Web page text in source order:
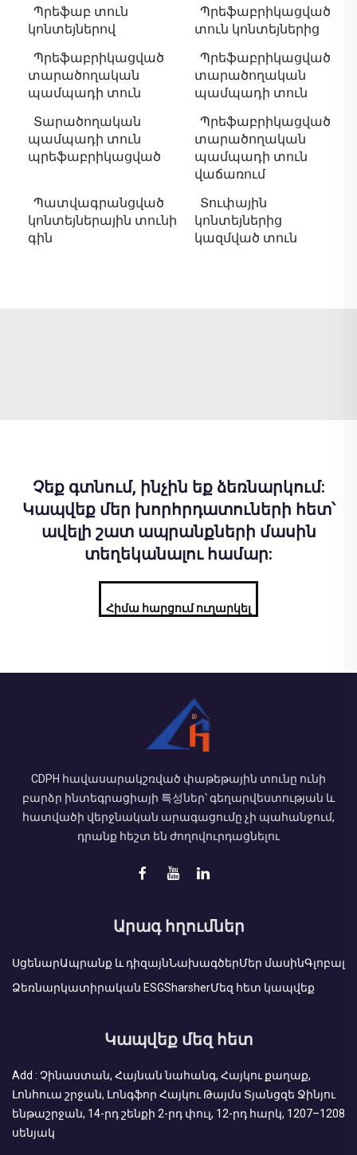
Պրեֆաբ տուն
կոնտեյներով
Պրեֆաբրիկացված
տուն կոնտեյներից
Պրեֆաբրիկացված
տարածողական
պամպադի տուն
Պրեֆաբրիկացված
տարածողական
պամպադի տուն
Տարածողական
պամպադի տուն
պրեֆաբրիկացված
Պրեֆաբրիկացված
տարածողական
պամպադի տուն
վաճառում
Պատվագրանցված
կոնտեյներային տունի
գին
Տուփային
կոնտեյներից
կազմված տուն
Չեք գտնում, ինչին եք ձեռնարկում:
Կապվեք մեր խորհրդատուների հետ՝
ավելի շատ ապրանքների մասին
տեղեկանալու համար:
Հիմա հարցում ուղարկել
CDPH հավասարակշռված փաթեթային տունը ունի
բարձր ինտեգրացիայի 특성ներ՝ գեղարվեստության և
հատվածի վերջնական արագացումը չի պահանջում,
դրանք հեշտ են ժողովուրդացնելու
Արագ հղումներ
ՍցենարԱպրանք և դիզայնՆախագծերՄեր մասինԳլոբալ
Ձեռնարկատիրական ESGSharsherՄեզ հետ կապվեք
Կապվեք մեզ հետ
Add : Չինաստան, Հայնան նահանգ, Հայկու քաղաք,
Լոնհուա շրջան, Լոնգֆոր Հայկու Թայմս Տյանցզե Ջինյու
ենթաշրջան, 14-րդ շենքի 2-րդ փուլ, 12-րդ հարկ, 1207–1208
սենյակ